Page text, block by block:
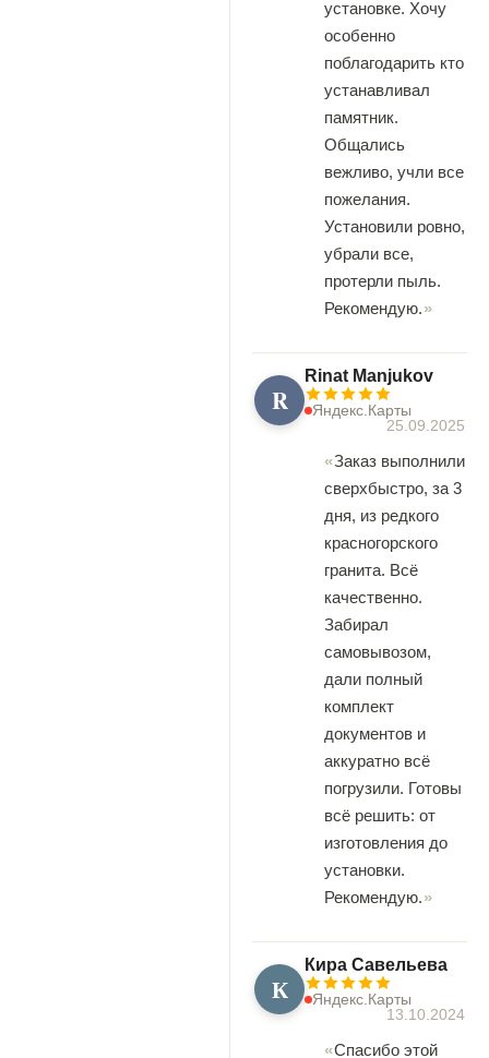
установке. Хочу
особенно
поблагодарить кто
устанавливал
памятник.
Общались
вежливо, учли все
пожелания.
Установили ровно,
убрали все,
протерли пыль.
Рекомендую.
R
Rinat Manjukov
Яндекс.Карты
25.09.2025
Заказ выполнили
сверхбыстро, за 3
дня, из редкого
красногорского
гранита. Всё
качественно.
Забирал
самовывозом,
дали полный
комплект
документов и
аккуратно всё
погрузили. Готовы
всё решить: от
изготовления до
установки.
Рекомендую.
К
Кира Савельева
Яндекс.Карты
13.10.2024
Спасибо этой